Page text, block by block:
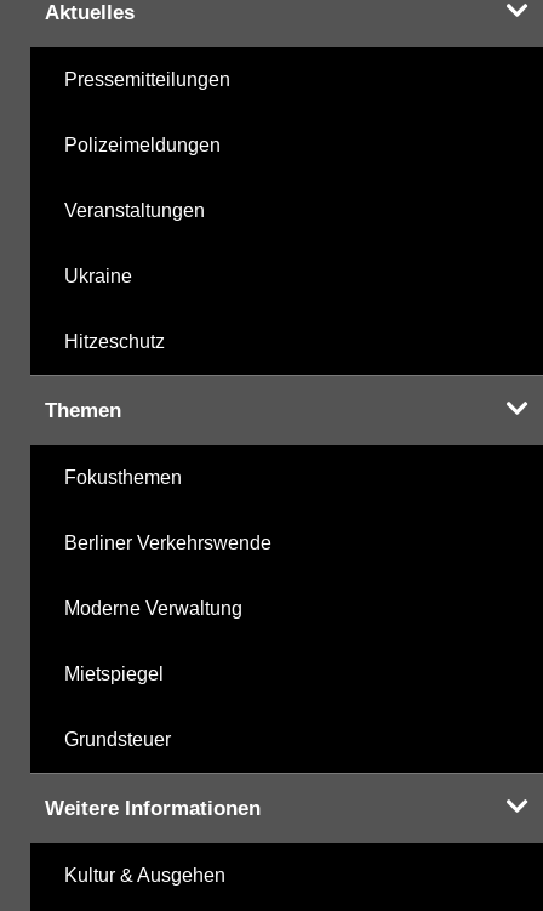
Aktuelles
Pressemitteilungen
Polizeimeldungen
Veranstaltungen
Ukraine
Hitzeschutz
Themen
Fokusthemen
Berliner Verkehrswende
Moderne Verwaltung
Mietspiegel
Grundsteuer
Weitere Informationen
Kultur & Ausgehen